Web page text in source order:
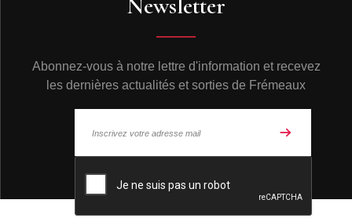
Abonnez-vous à notre lettre d'information et recevez
les dernières actualités et sorties de Frémeaux